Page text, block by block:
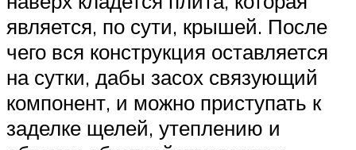
является, по сути, крышей. После
чего вся конструкция оставляется
на сутки, дабы засох связующий
компонент, и можно приступать к
заделке щелей, утеплению и